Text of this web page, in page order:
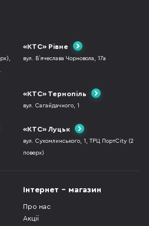
«КТС» Рівне
вул. В`ячеслава Чорновола, 17а
«КТС» Тернопіль
вул. Сагайдачного, 1
«КТС» Луцьк
вул. Сухомлинського, 1, ТРЦ ПортCity (2
поверх)
Інтернет - магазин
Про нас
Акції